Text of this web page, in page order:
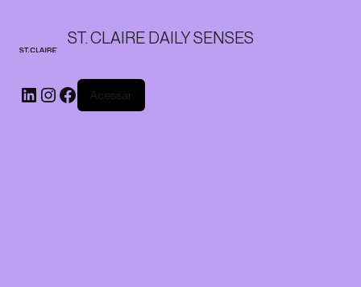
ST. CLAIRE DAILY SENSES
Acessar